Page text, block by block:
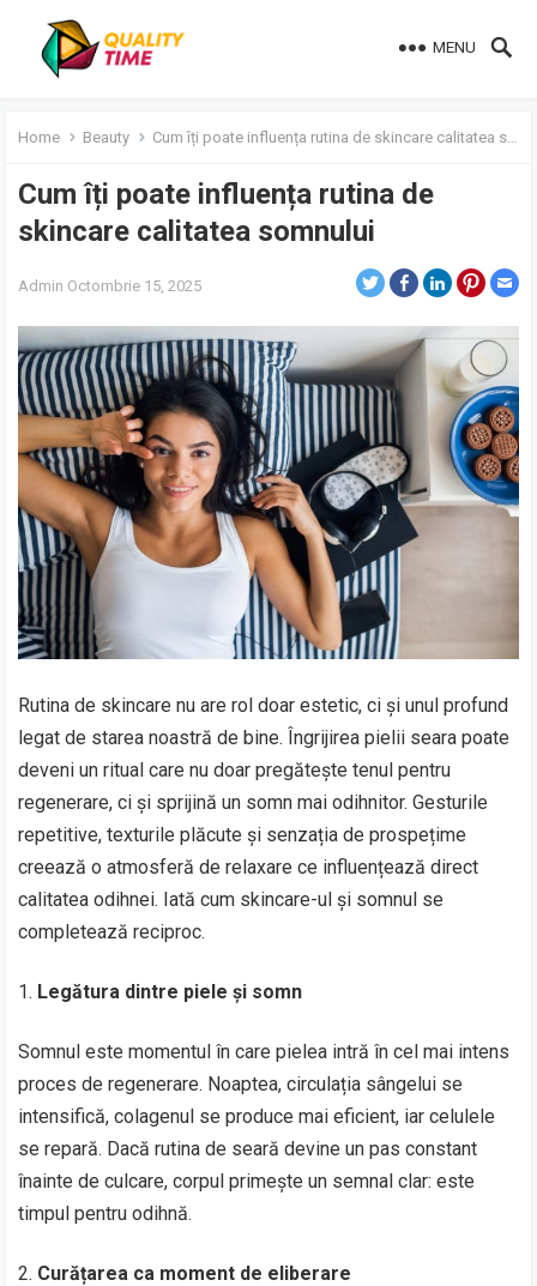
MENU
Home Beauty Cum îți poate influența rutina de skincare calitatea somnului
Cum îți poate influența rutina de
skincare calitatea somnului
Admin Octombrie 15, 2025
Rutina de skincare nu are rol doar estetic, ci și unul profund
legat de starea noastră de bine. Îngrijirea pielii seara poate
deveni un ritual care nu doar pregătește tenul pentru
regenerare, ci și sprijină un somn mai odihnitor. Gesturile
repetitive, texturile plăcute și senzația de prospețime
creează o atmosferă de relaxare ce influențează direct
calitatea odihnei. Iată cum skincare-ul și somnul se
completează reciproc.
Legătura dintre piele și somn
Somnul este momentul în care pielea intră în cel mai intens
proces de regenerare. Noaptea, circulația sângelui se
intensifică, colagenul se produce mai eficient, iar celulele
se repară. Dacă rutina de seară devine un pas constant
înainte de culcare, corpul primește un semnal clar: este
timpul pentru odihnă.
Curățarea ca moment de eliberare